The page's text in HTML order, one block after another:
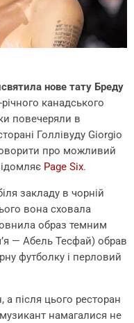
нове тату Бреду
канадського
повечеряли в
Голлівуду Giorgio
про можливий
Page Six.
закладу в чорній
вона сховала
образ темним
— Абель Тесфай) обрав
футболку і перловий
а після цього ресторан
намагалися не